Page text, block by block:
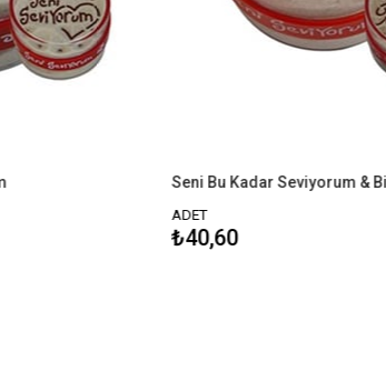
Seni Bu Kadar Seviyorum & Bitanem
₺40,60